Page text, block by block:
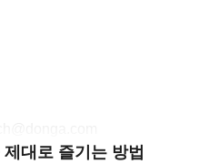
대로 즐기는 방법